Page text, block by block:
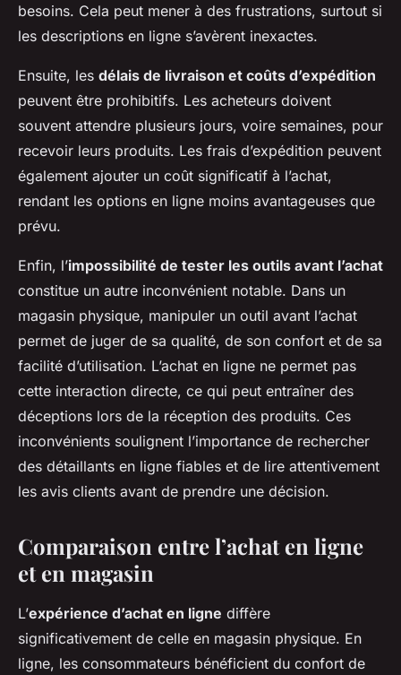
besoins. Cela peut mener à des frustrations, surtout si
les descriptions en ligne s’avèrent inexactes.
Ensuite, les délais de livraison et coûts d’expédition
peuvent être prohibitifs. Les acheteurs doivent
souvent attendre plusieurs jours, voire semaines, pour
recevoir leurs produits. Les frais d’expédition peuvent
également ajouter un coût significatif à l’achat,
rendant les options en ligne moins avantageuses que
prévu.
Enfin, l’impossibilité de tester les outils avant l’achat
constitue un autre inconvénient notable. Dans un
magasin physique, manipuler un outil avant l’achat
permet de juger de sa qualité, de son confort et de sa
facilité d’utilisation. L’achat en ligne ne permet pas
cette interaction directe, ce qui peut entraîner des
déceptions lors de la réception des produits. Ces
inconvénients soulignent l’importance de rechercher
des détaillants en ligne fiables et de lire attentivement
les avis clients avant de prendre une décision.
Comparaison entre l’achat en ligne
et en magasin
L’expérience d’achat en ligne diffère
significativement de celle en magasin physique. En
ligne, les consommateurs bénéficient du confort de